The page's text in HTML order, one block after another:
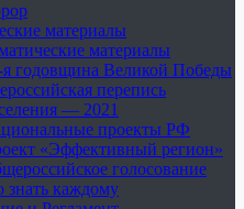
материалы
материалы
я годовщина Великой Победы
перепись
— 2021
проекты РФ
«Эффективный регион»
голосование
знать каждому